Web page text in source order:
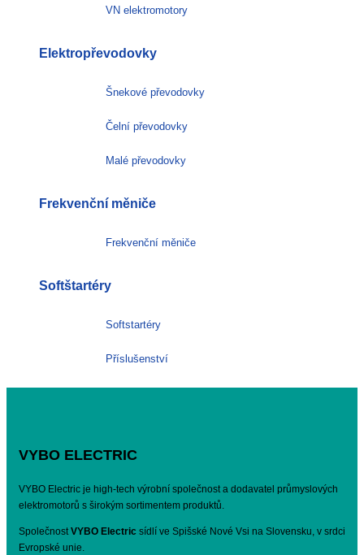
VN elektromotory
Elektropřevodovky
Šnekové převodovky
Čelní převodovky
Malé převodovky
Frekvenční měniče
Frekvenční měniče
Softštartéry
Softstartéry
Příslušenství
VYBO ELECTRIC
VYBO Electric je high-tech výrobní společnost a dodavatel průmyslových
elektromotorů s širokým sortimentem produktů.
SpolečnostVYBO Electric sídlí ve Spišské Nové Vsi na Slovensku, v srdci
Evropské unie.